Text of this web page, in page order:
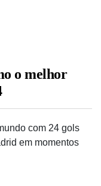
o melhor
com 24 gols
em momentos